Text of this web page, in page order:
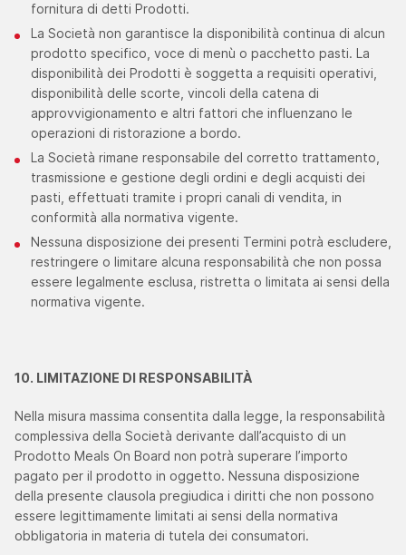
fornitura di detti Prodotti.
La Società non garantisce la disponibilità continua di alcun
prodotto specifico, voce di menù o pacchetto pasti. La
disponibilità dei Prodotti è soggetta a requisiti operativi,
disponibilità delle scorte, vincoli della catena di
approvvigionamento e altri fattori che influenzano le
operazioni di ristorazione a bordo.
La Società rimane responsabile del corretto trattamento,
trasmissione e gestione degli ordini e degli acquisti dei
pasti, effettuati tramite i propri canali di vendita, in
conformità alla normativa vigente.
Nessuna disposizione dei presenti Termini potrà escludere,
restringere o limitare alcuna responsabilità che non possa
essere legalmente esclusa, ristretta o limitata ai sensi della
normativa vigente.
10. LIMITAZIONE DI RESPONSABILITÀ
Nella misura massima consentita dalla legge, la responsabilità
complessiva della Società derivante dall’acquisto di un
Prodotto Meals On Board non potrà superare l’importo
pagato per il prodotto in oggetto. Nessuna disposizione
della presente clausola pregiudica i diritti che non possono
essere legittimamente limitati ai sensi della normativa
obbligatoria in materia di tutela dei consumatori.